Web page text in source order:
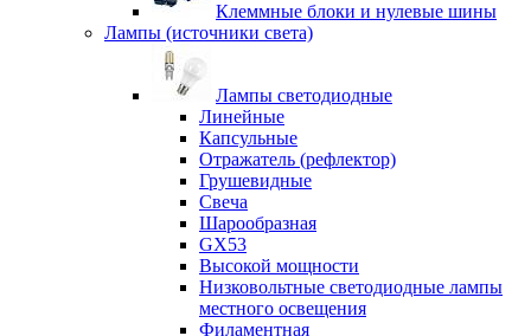
Клеммные блоки и нулевые шины
Лампы (источники света)
Лампы светодиодные
Линейные
Капсульные
Отражатель (рефлектор)
Грушевидные
Свеча
Шарообразная
GX53
Высокой мощности
Низковольтные светодиодные лампы
местного освещения
Филаментная